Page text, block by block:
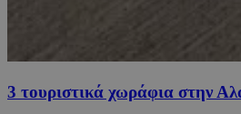
3 τουριστικά χωράφια στην